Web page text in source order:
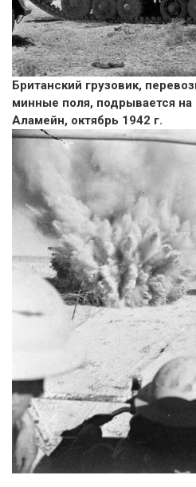
Британский грузовик,
минные поля, подрывается на
Аламейн, октябрь 1942 г.